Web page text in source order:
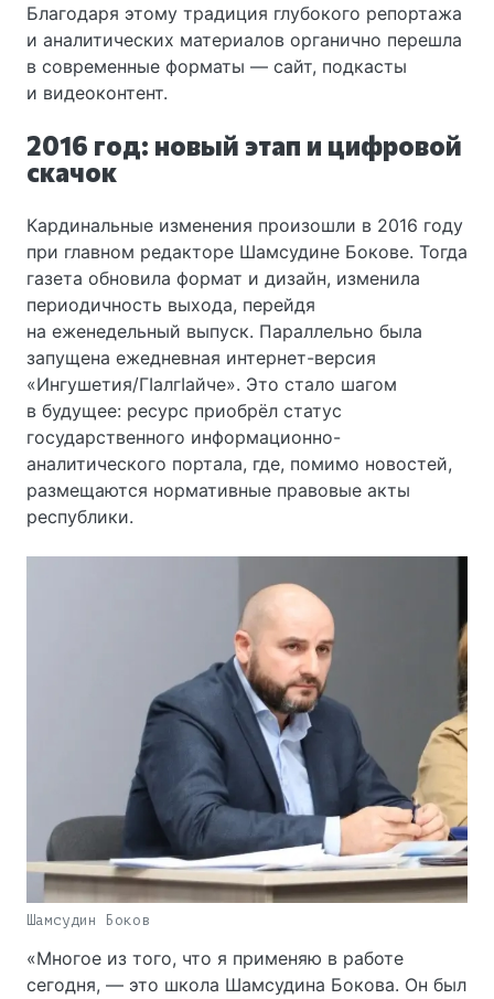
Благодаря этому традиция глубокого репортажа
и аналитических материалов органично перешла
в современные форматы — сайт, подкасты
и видеоконтент.
2016 год: новый этап и цифровой
скачок
Кардинальные изменения произошли в 2016 году
при главном редакторе Шамсудине Бокове. Тогда
газета обновила формат и дизайн, изменила
периодичность выхода, перейдя
на еженедельный выпуск. Параллельно была
запущена ежедневная интернет-версия
«Ингушетия/ГIалгIайче». Это стало шагом
в будущее: ресурс приобрёл статус
государственного информационно-
аналитического портала, где, помимо новостей,
размещаются нормативные правовые акты
республики.
Шамсудин Боков
«Многое из того, что я применяю в работе
сегодня, — это школа Шамсудина Бокова. Он был